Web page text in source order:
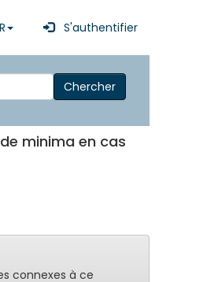
S'authentifier
Chercher
minima en cas
connexes à ce